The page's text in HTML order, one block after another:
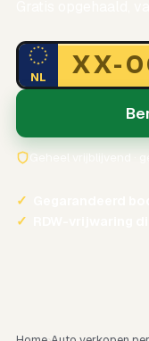
NL
✓
✓